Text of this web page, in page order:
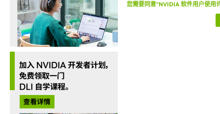
您需要同意“NVIDIA 软件用户使用